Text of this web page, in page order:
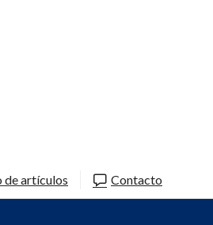
de artículos Contacto